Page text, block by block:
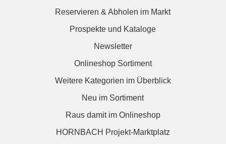
Reservieren & Abholen im Markt
Prospekte und Kataloge
Newsletter
Onlineshop Sortiment
Weitere Kategorien im Überblick
Neu im Sortiment
Raus damit im Onlineshop
HORNBACH Projekt-Marktplatz